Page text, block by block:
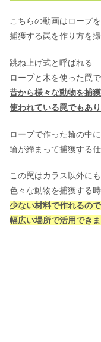
こちらの動画はロープ
捕獲する罠を作り方を
跳ね上げ式と呼ばれる
ロープと木を使った罠で
昔から様々な動物を捕
使われている罠でもあり
ロープで作った輪の中
輪が締まって捕獲する
この罠はカラス以外にも
色々な動物を捕獲する時
少ない材料で作れるので
幅広い場所で活用できま